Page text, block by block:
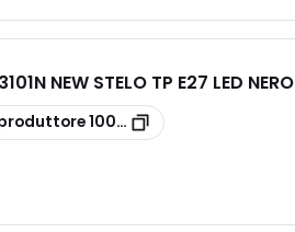
NEW STELO TP E27 LED NERO
100-1053101N